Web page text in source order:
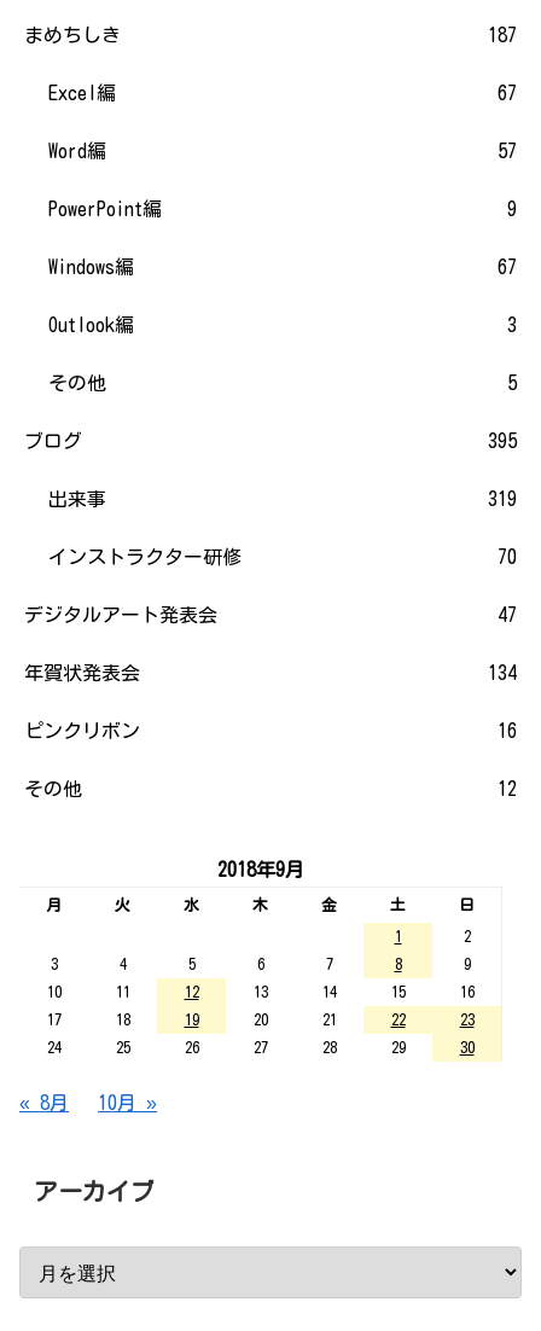
まめちしき 187
Excel編 67
Word編 57
PowerPoint編 9
Windows編 67
Outlook編 3
その他 5
ブログ 395
出来事 319
インストラクター研修 70
デジタルアート発表会 47
年賀状発表会 134
ピンクリボン 16
その他 12
2018年9月
月 火 水 木 金 土
日
1
2
3
4 5 6 7 8
9
10
11 12 13 14 15
16
17
18 19 20 21 22
23
24
25 26 27 28 29 30
« 8月 10月 »
アーカイブ